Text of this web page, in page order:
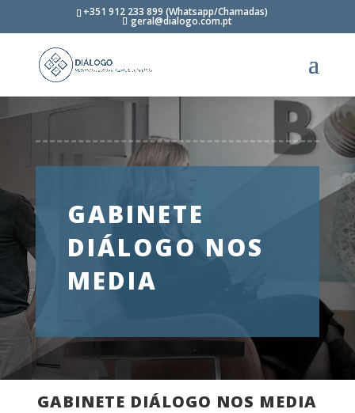
+351 912 233 899 (Whatsapp/Chamadas)
geral@dialogo.com.pt
GABINETE
DIÁLOGO NOS
MEDIA
GABINETE DIÁLOGO NOS MEDIA